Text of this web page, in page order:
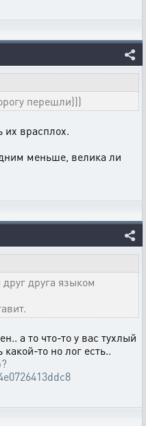
перешли)))
их врасплох.
меньше, велика ли
друга языком
а то что-то у вас тухлый
то но лог есть..